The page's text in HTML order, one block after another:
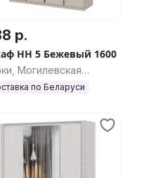
р.
НН 5 Бежевый 1600
Могилевская
по Беларуси